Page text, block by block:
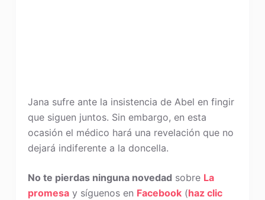
Jana sufre ante la insistencia de Abel en fingir
que siguen juntos. Sin embargo, en esta
ocasión el médico hará una revelación que no
dejará indiferente a la doncella.
No te pierdas ninguna novedad sobre La
promesay síguenos en Facebook(haz clic